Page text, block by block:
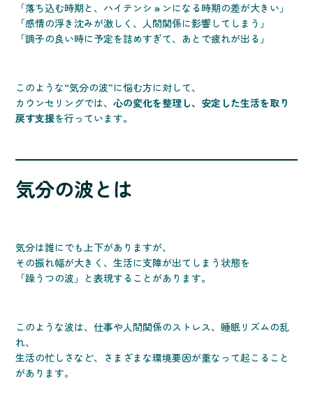
「落ち込む時期と、ハイテンションになる時期の差が大きい」
「感情の浮き沈みが激しく、人間関係に影響してしまう」
「調子の良い時に予定を詰めすぎて、あとで疲れが出る」
このような“気分の波”に悩む方に対して、
カウンセリングでは、心の変化を整理し、安定した生活を取り
戻す支援を行っています。
気分の波とは
気分は誰にでも上下がありますが、
その振れ幅が大きく、生活に支障が出てしまう状態を
「躁うつの波」と表現することがあります。
このような波は、仕事や人間関係のストレス、睡眠リズムの乱
れ、
生活の忙しさなど、さまざまな環境要因が重なって起こること
があります。